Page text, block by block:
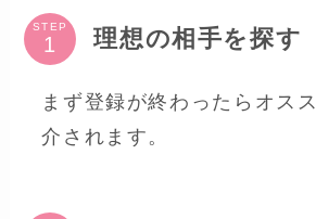
STEP 理想の相手を探す
まず登録が終わったらオス
介されます。